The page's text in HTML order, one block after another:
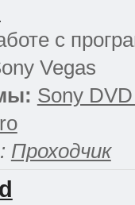
с
Vegas
Sony
Проходчик